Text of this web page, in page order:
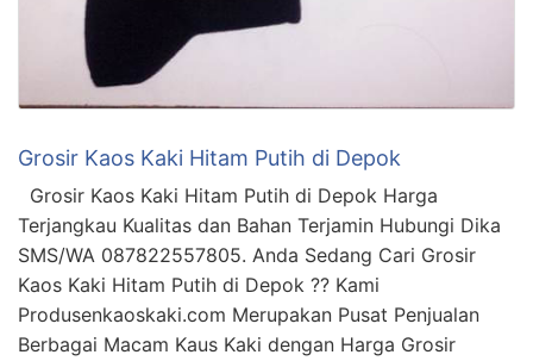
Grosir Kaos Kaki Hitam Putih di Depok
Grosir Kaos Kaki Hitam Putih di Depok Harga
Terjangkau Kualitas dan Bahan Terjamin Hubungi Dika
SMS/WA 087822557805. Anda Sedang Cari Grosir
Kaos Kaki Hitam Putih di Depok ?? Kami
Produsenkaoskaki.com Merupakan Pusat Penjualan
Berbagai Macam Kaus Kaki dengan Harga Grosir